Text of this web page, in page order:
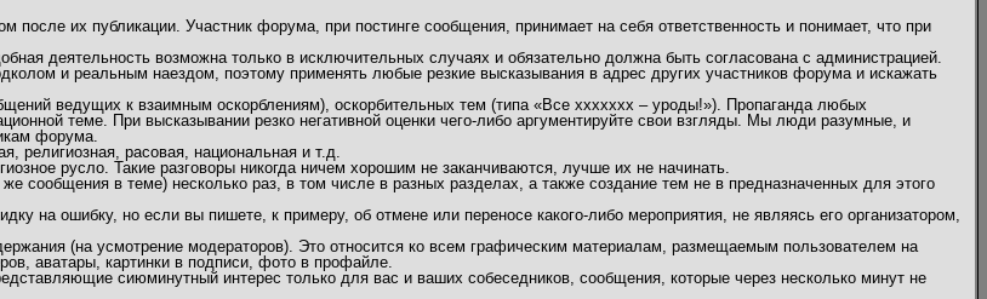
их публикации. Участник форума, при постинге сообщения, принимает на себя ответственность и понимает, что при
деятельность возможна только в исключительных случаях и обязательно должна быть согласована с администрацией.
и реальным наездом, поэтому применять любые резкие высказывания в адрес других участников форума и искажать
ведущих к взаимным оскорблениям), оскорбительных тем (типа «Все ххххххх – уроды!»). Пропаганда любых
теме. При высказывании резко негативной оценки чего-либо аргументируйте свои взгляды. Мы люди разумные, и
форума.
религиозная, расовая, национальная и т.д.
русло. Такие разговоры никогда ничем хорошим не заканчиваются, лучше их не начинать.
сообщения в теме) несколько раз, в том числе в разных разделах, а также создание тем не в предназначенных для этого
на ошибку, но если вы пишете, к примеру, об отмене или переносе какого-либо мероприятия, не являясь его организатором,
(на усмотрение модераторов). Это относится ко всем графическим материалам, размещаемым пользователем на
аватары, картинки в подписи, фото в профайле.
сиюминутный интерес только для вас и ваших собеседников, сообщения, которые через несколько минут не